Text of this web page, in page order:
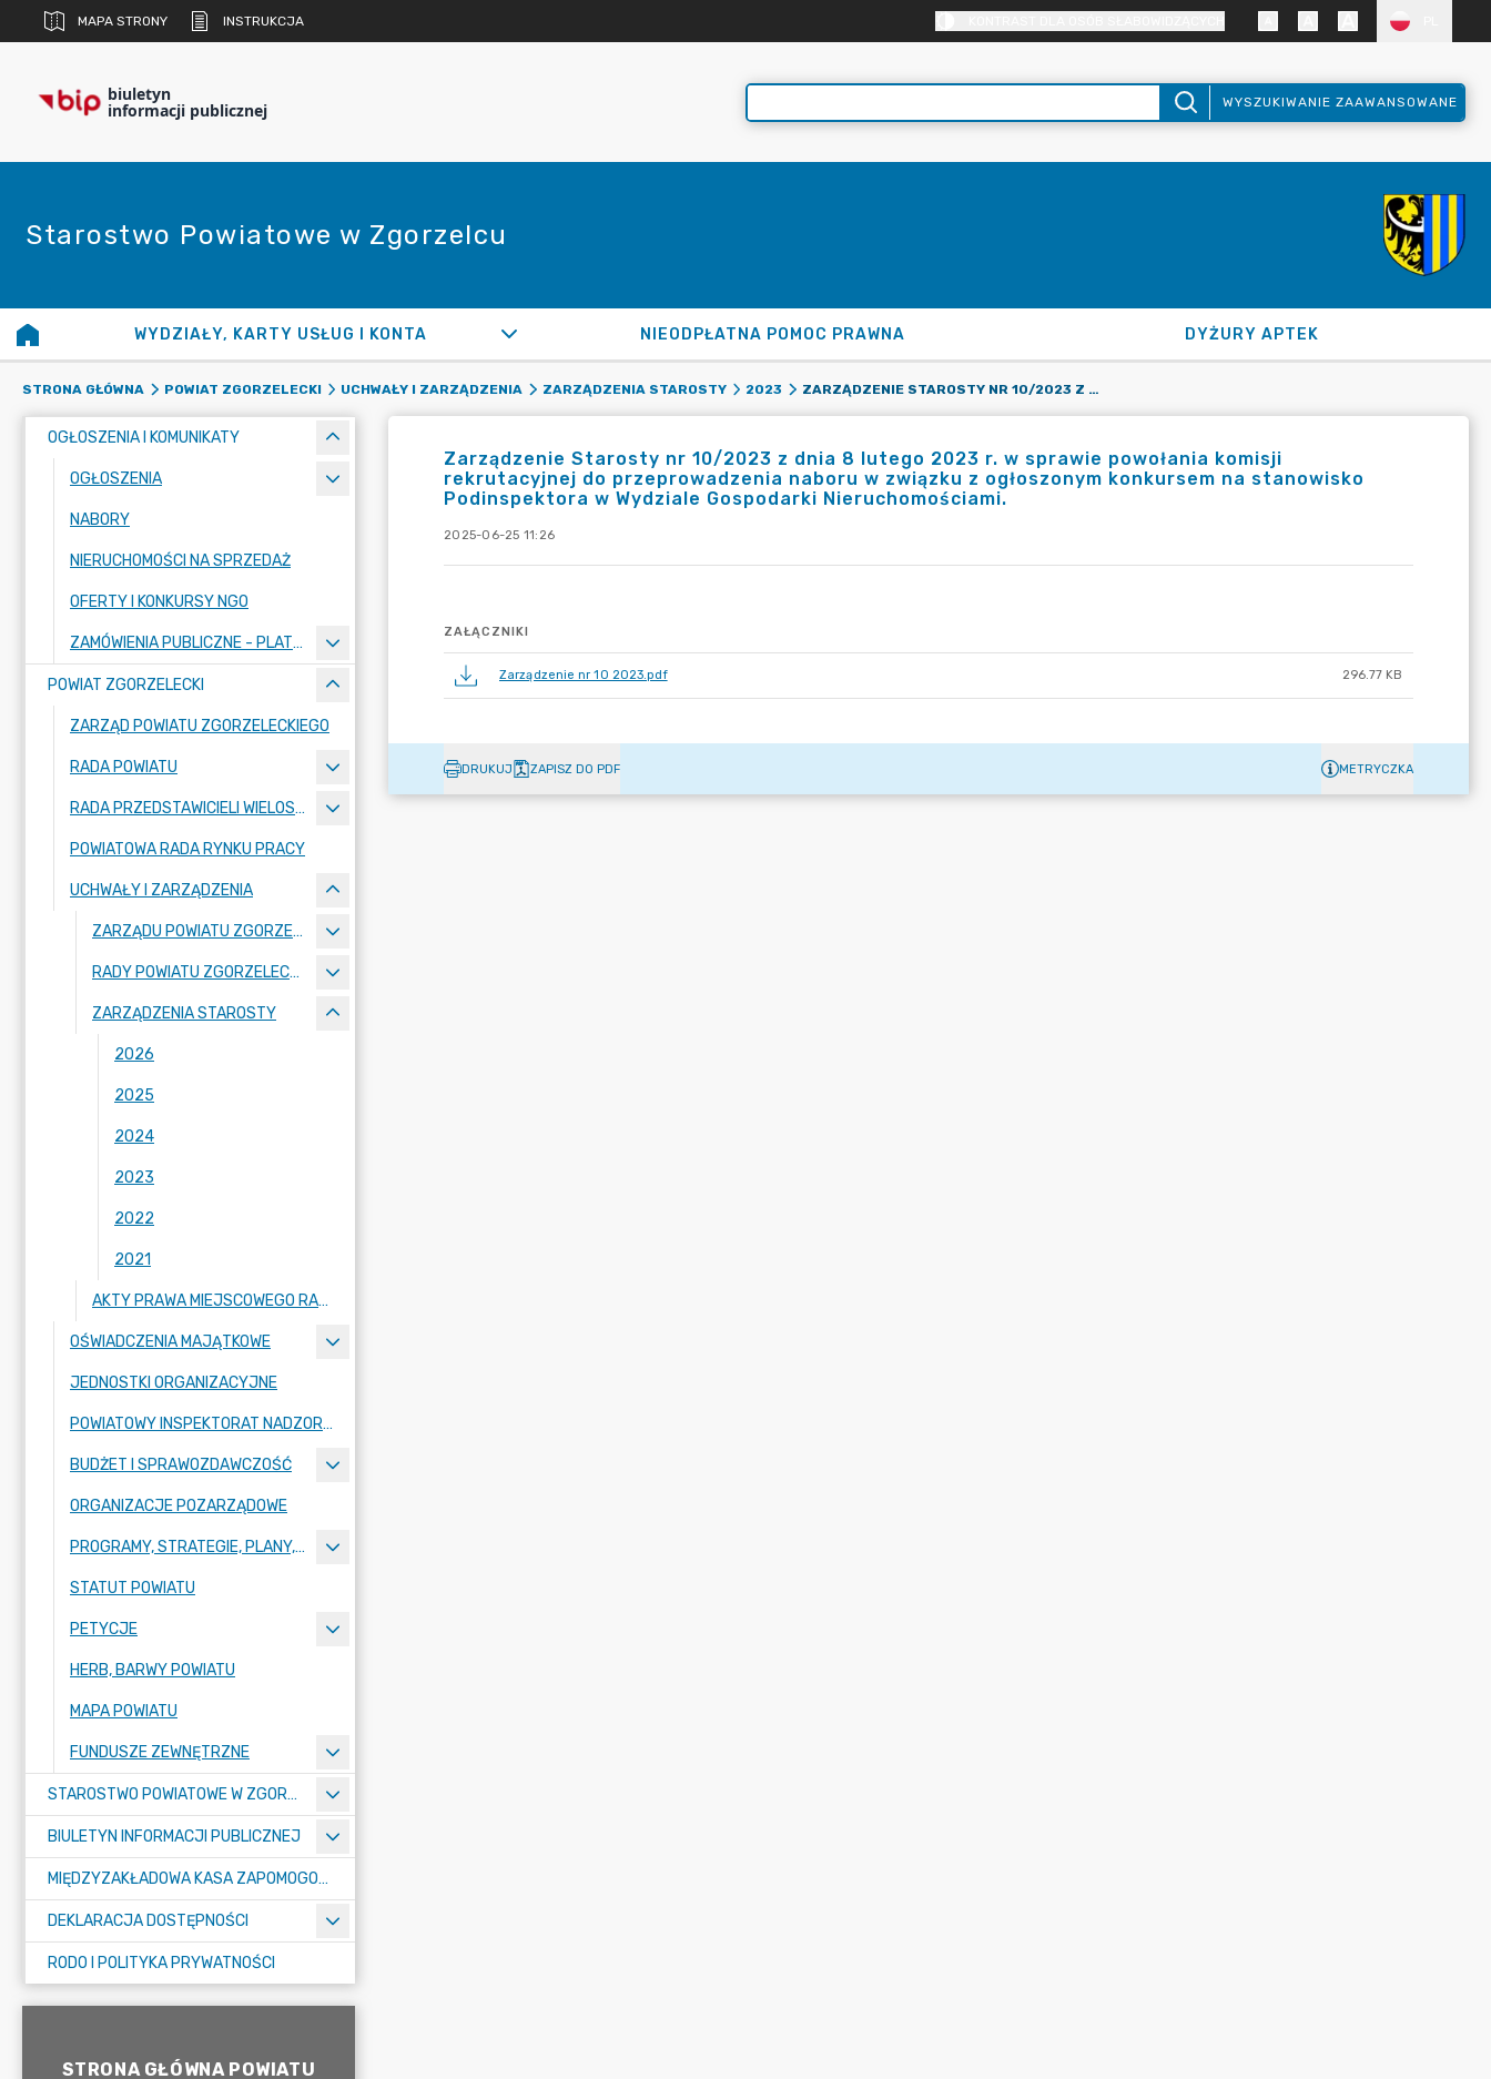
MAPA STRONY INSTRUKCJA
biuletyn
informacji publicznej WYSZUKIWANIE ZAAWANSOWANE
Starostwo Powiatowe w Zgorzelcu
WYDZIAŁY, KARTY USŁUG I KONTA NIEODPŁATNA POMOC PRAWNA DYŻURY APTEK
STRONA GŁÓWNA POWIAT ZGORZELECKI UCHWAŁY I ZARZĄDZENIA ZARZĄDZENIA STAROSTY 2023 ZARZĄDZENIE STAROSTY NR 10/2023 Z DNIA 8 LUTEGO 2023 R. W SPRAWIE POWOŁANIA KOMISJI REKRUTACYJNEJ DO PRZEPROWADZENIA NABORU W ZWIĄZKU Z OGŁOSZONYM KONKURSEM NA STANOWISKO PODINSPEKTORA W WYDZIALE GOSPODARKI NIERUCHOMOŚCIAMI.
OGŁOSZENIA I KOMUNIKATY
OGŁOSZENIA
NABORY
NIERUCHOMOŚCI NA SPRZEDAŻ
OFERTY I KONKURSY NGO
ZAMÓWIENIA PUBLICZNE - PLATFORMA ZAKUPOWA
POWIAT ZGORZELECKI
ZARZĄD POWIATU ZGORZELECKIEGO
RADA POWIATU
RADA PRZEDSTAWICIELI WIELOSPECJALISTYCZNEGO ZESPOŁU OPIEKI ZDROWOTNEJ "BOLESŁAWIEC-ZGORZELEC" SAMODZIELNEGO PUBLICZNEGO ZAKŁADU OPIEKI ZDROWOTNEJ
POWIATOWA RADA RYNKU PRACY
UCHWAŁY I ZARZĄDZENIA
ZARZĄDU POWIATU ZGORZELECKIEGO
RADY POWIATU ZGORZELECKIEGO
ZARZĄDZENIA STAROSTY
2026
2025
2024
2023
2022
2021
AKTY PRAWA MIEJSCOWEGO RADY POWIATU ZGORZELECKIEGO
OŚWIADCZENIA MAJĄTKOWE
JEDNOSTKI ORGANIZACYJNE
POWIATOWY INSPEKTORAT NADZORU BUDOWLANEGO
BUDŻET I SPRAWOZDAWCZOŚĆ
ORGANIZACJE POZARZĄDOWE
PROGRAMY, STRATEGIE, PLANY, RAPORTY
STATUT POWIATU
PETYCJE
HERB, BARWY POWIATU
MAPA POWIATU
FUNDUSZE ZEWNĘTRZNE
STAROSTWO POWIATOWE W ZGORZELCU
BIULETYN INFORMACJI PUBLICZNEJ
MIĘDZYZAKŁADOWA KASA ZAPOMOGOWO-POŻYCZKOWA
DEKLARACJA DOSTĘPNOŚCI
RODO I POLITYKA PRYWATNOŚCI
STRONA GŁÓWNA POWIATU
Zarządzenie Starosty nr 10/2023 z dnia 8 lutego 2023 r. w sprawie powołania komisji
rekrutacyjnej do przeprowadzenia naboru w związku z ogłoszonym konkursem na stanowisko
Podinspektora w Wydziale Gospodarki Nieruchomościami.
2025-06-25 11:26
ZAŁĄCZNIKI
Zarządzenie nr 10 2023.pdf 296.77 KB
DRUKUJ ZAPISZ DO PDF METRYCZKA